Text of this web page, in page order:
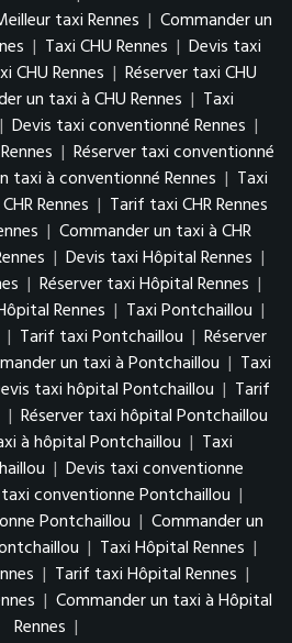
taxi Rennes | Commander un
| Taxi CHU Rennes | Devis taxi
CHU Rennes | Réserver taxi CHU
un taxi à CHU Rennes | Taxi
| Devis taxi conventionné Rennes |
| Réserver taxi conventionné
taxi à conventionné Rennes | Taxi
Rennes | Tarif taxi CHR Rennes
| Commander un taxi à CHR
| Devis taxi Hôpital Rennes |
| Réserver taxi Hôpital Rennes |
Rennes | Taxi Pontchaillou |
| Tarif taxi Pontchaillou | Réserver
un taxi à Pontchaillou | Taxi
taxi hôpital Pontchaillou | Tarif
| Réserver taxi hôpital Pontchaillou
à hôpital Pontchaillou | Taxi
| Devis taxi conventionne
conventionne Pontchaillou |
Pontchaillou | Commander un
| Taxi Hôpital Rennes |
| Tarif taxi Hôpital Rennes |
| Commander un taxi à Hôpital
Rennes |